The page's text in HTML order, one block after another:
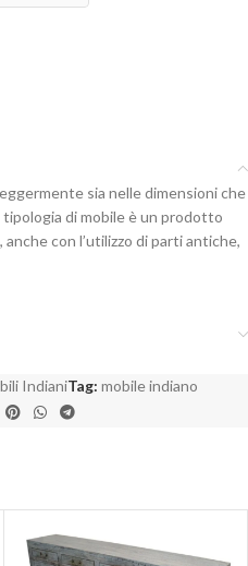
sia nelle dimensioni che
di mobile è un prodotto
con l’utilizzo di parti antiche,
IndianiTag: mobile indiano